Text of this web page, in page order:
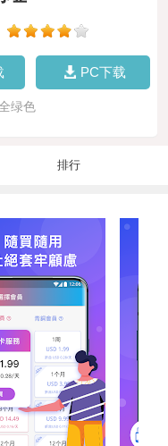
PC下载
绿色
排行